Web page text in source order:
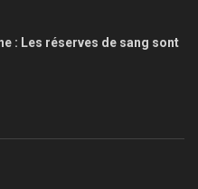
: Les réserves de sang sont